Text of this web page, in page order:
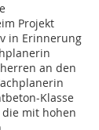
Projekt
in Erinnerung
an den
Klasse
die mit hohen